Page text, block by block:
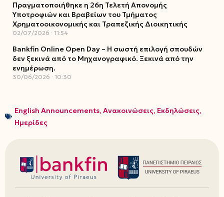
Πραγματοποιήθηκε η 26η Τελετή Απονομής
Υποτροφιών και Βραβείων του Τμήματος
Χρηματοοικονομικής και Τραπεζικής Διοικητικής
02/07/2026 11:54
Bankfin Online Open Day – Η σωστή επιλογή σπουδών
δεν ξεκινά από το Μηχανογραφικό. Ξεκινά από την
ενημέρωση.
30/06/2026 10:30
English Announcements, Ανακοινώσεις, Εκδηλώσεις,
Ημερίδες